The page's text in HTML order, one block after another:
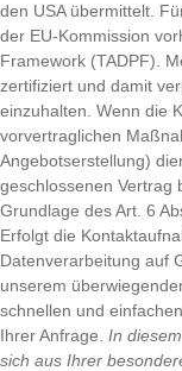
den USA übermittelt.
der EU-Kommission
Framework (TADPF).
zertifiziert und damit
einzuhalten. Wenn die
vorvertraglichen
Angebotserstellung)
geschlossenen Vertrag
Grundlage des Art. 6
Erfolgt die
Datenverarbeitung auf
unserem
schnellen und
Ihrer Anfrage. In
sich aus Ihrer